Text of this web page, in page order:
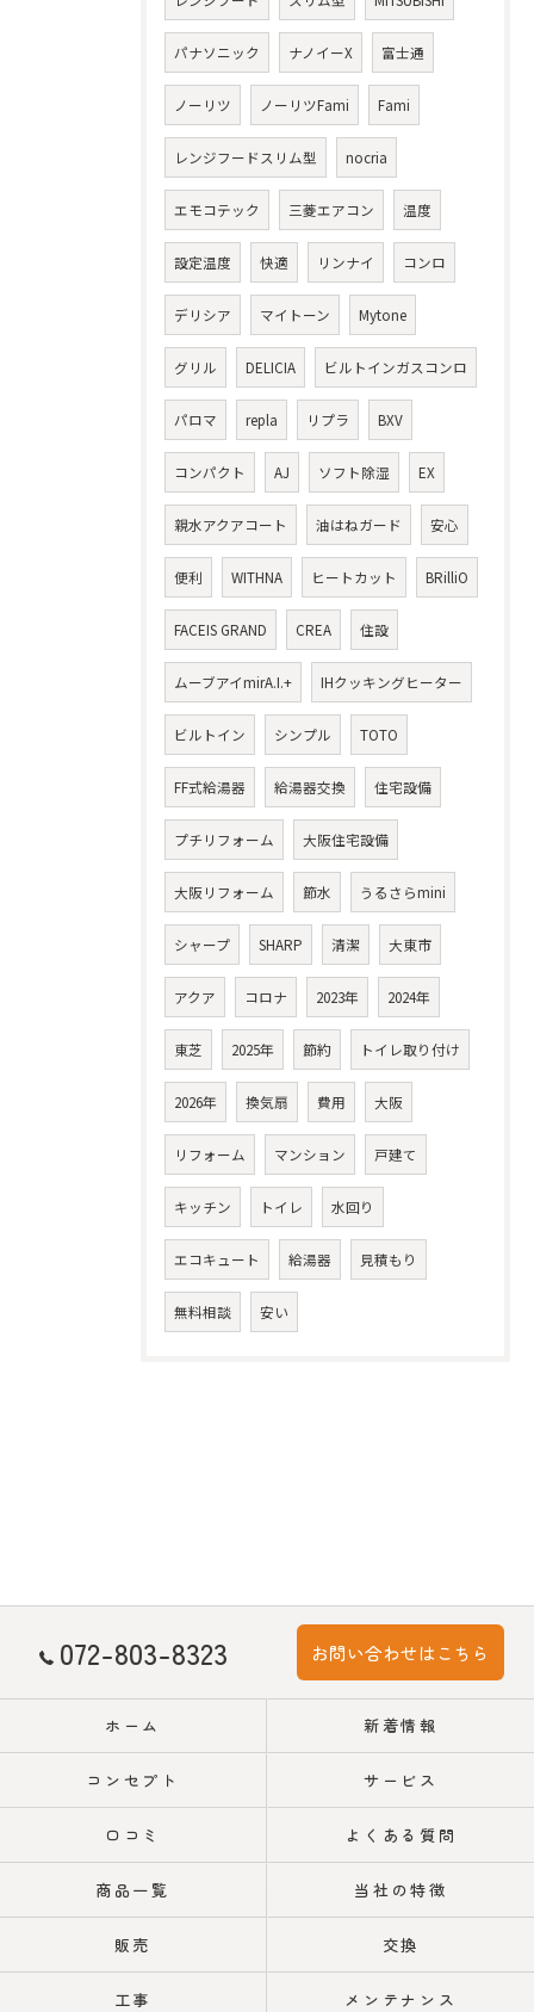
パナソニック ナノイーX 富士通
ノーリツ ノーリツFami Fami
レンジフードスリム型 nocria
エモコテック 三菱エアコン 温度
設定温度 快適 リンナイ コンロ
デリシア マイトーン Mytone
グリル DELICIA ビルトインガスコンロ
パロマ repla リプラ BXV
コンパクト AJ ソフト除湿 EX
親水アクアコート 油はねガード 安心
便利 WITHNA ヒートカット BRilliO
FACEIS GRAND CREA 住設
ムーブアイmirA.I.+ IHクッキングヒーター
ビルトイン シンプル TOTO
FF式給湯器 給湯器交換 住宅設備
プチリフォーム 大阪住宅設備
大阪リフォーム 節水 うるさらmini
シャープ SHARP 清潔 大東市
アクア コロナ 2023年 2024年
東芝 2025年 節約 トイレ取り付け
2026年 換気扇 費用 大阪
リフォーム マンション 戸建て
キッチン トイレ 水回り
エコキュート 給湯器 見積もり
無料相談 安い
072-803-8323 お問い合わせはこちら
ホーム 新着情報
コンセプト サービス
口コミ よくある質問
商品一覧 当社の特徴
販売 交換
工事 メンテナンス